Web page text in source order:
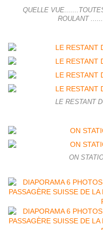
QUELLE
ROULANT
LE RESTANT
ON